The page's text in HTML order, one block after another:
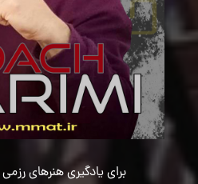
برای یادگیری هنرهای